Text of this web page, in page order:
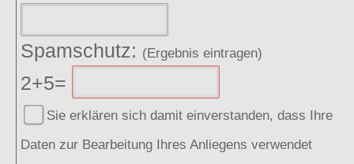
Spamschutz: (Ergebnis eintragen)
2+5=
Sie erklären sich damit einverstanden, dass Ihre
Daten zur Bearbeitung Ihres Anliegens verwendet